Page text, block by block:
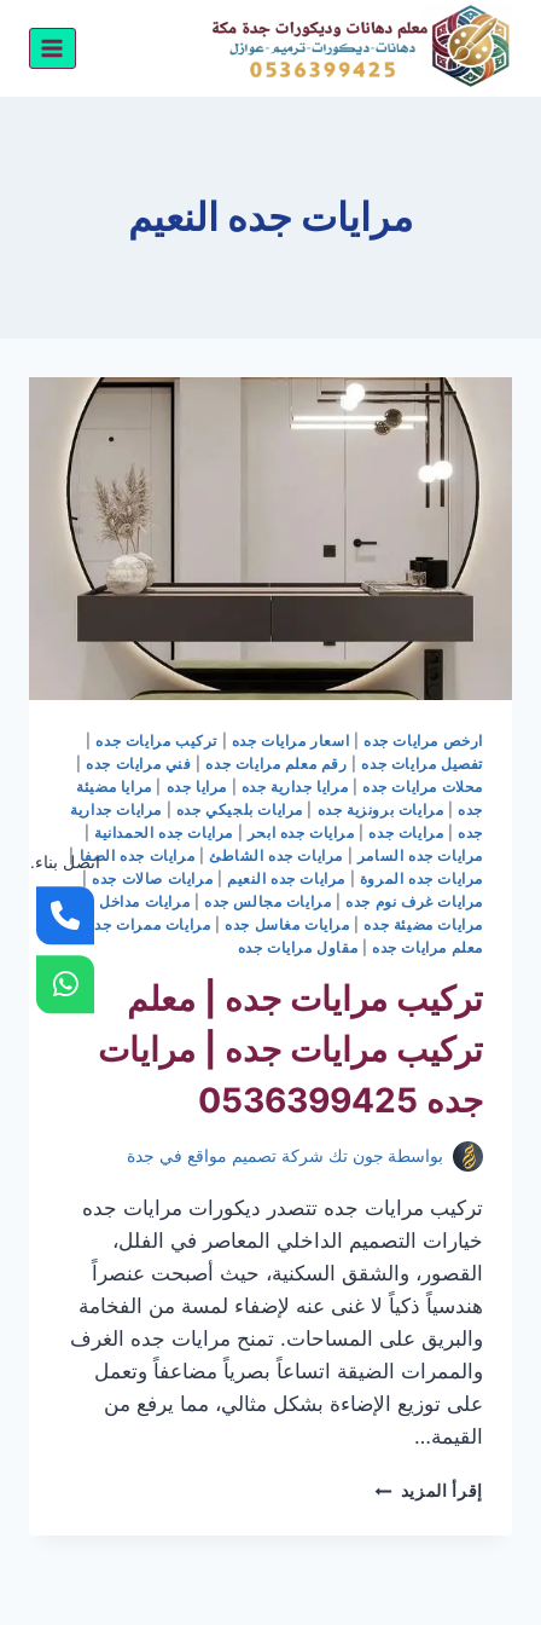
التجاوز
المحتوى
مرايات جده النعيم
ارخص مرايات جده| اسعار مرايات جده |تركيب مرايات جده|
تفصيل مرايات جده| رقم معلم مرايات جده| فني مرايات جده|
محلات مرايات جده| مرايا جدارية جده مرايا جده
مرايا مضيئة
جده| مرايات برونزية جده مرايات بلجيكي جده
مرايات جدارية
جده| مرايات جده| مرايات جده ابحر مرايات جده الحمدانية
مرايات جده السامر
مرايات جده الشاطئ مرايات جده الصفا |
مرايات جده المروة
مرايات جده النعيم مرايات صالات جده|
مرايات غرف نوم جده| مرايات مجالس جده مرايات مداخل جده
|
مرايات مضيئة جده| مرايات مغاسل جده| مرايات ممرات جده
|
معلم مرايات جده| مقاول مرايات جده
تركيب مرايات جده | معلم
تركيب مرايات جده | مرايات
جده 0536399425
بواسطة جون تك شركة تصميم مواقع في جدة
تركيب مرايات جده تتصدر ديكورات مرايات جده
خيارات التصميم الداخلي المعاصر في الفلل،
القصور، والشقق السكنية، حيث أصبحت عنصراً
هندسياً ذكياً لا غنى عنه لإضفاء لمسة من الفخامة
والبريق على المساحات. تمنح مرايات جده الغرف
والممرات الضيقة اتساعاً بصرياً مضاعفاً وتعمل
على توزيع الإضاءة بشكل مثالي، مما يرفع من
القيمة…
إقرأ المزيد تركيب
اتصل بناء.